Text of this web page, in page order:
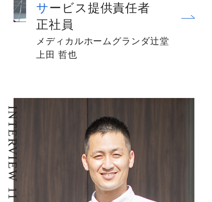
サービス提供責任者
正社員
メディカルホームグランダ辻堂
上田 哲也
INTERVIEW 11